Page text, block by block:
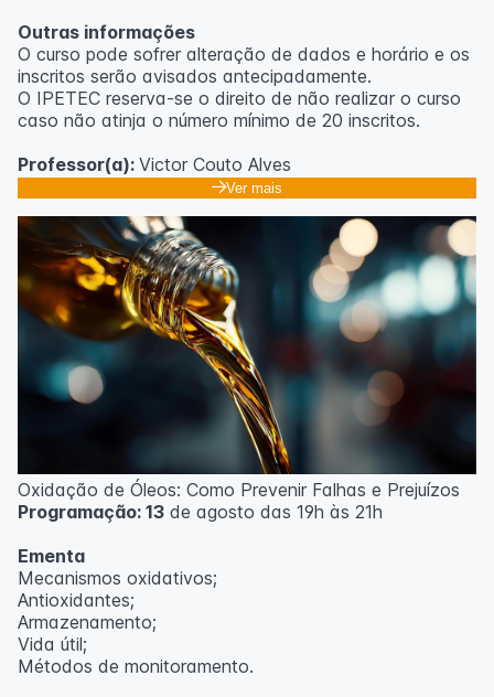
Outras informações
O curso pode sofrer alteração de dados e horário e os
inscritos serão avisados ​​antecipadamente.
O IPETEC reserva-se o direito de não realizar o curso
caso não atinja o número mínimo de 20 inscritos.
Professor(a): Victor Couto Alves
Ver mais
Oxidação de Óleos: Como Prevenir Falhas e Prejuízos
Programação: 13 de agosto das 19h às 21h
Ementa
Mecanismos oxidativos;
Antioxidantes;
Armazenamento;
Vida útil;
Métodos de monitoramento.